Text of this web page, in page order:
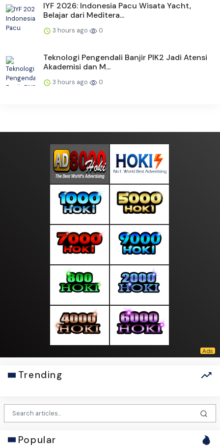
IYF 2026: Indonesia Pacu Wisata Yacht,
Belajar dari Meditera...
3 hours ago 0
Teknologi Pengendali Banjir PIK2 Jadi Atensi
Akademisi dan M...
3 hours ago 0
Trending
Popular